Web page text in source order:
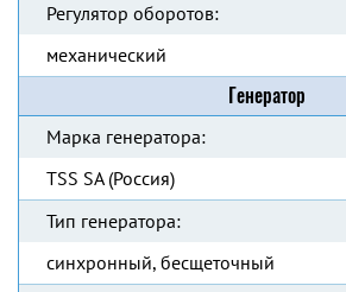
Регулятор оборотов:
механический
Генератор
Марка генератора:
TSS SA (Россия)
Тип генератора:
синхронный, бесщеточный